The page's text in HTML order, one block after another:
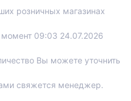
розничных магазинах
09:03 24.07.2026
Вы можете уточнить
свяжется менеджер.